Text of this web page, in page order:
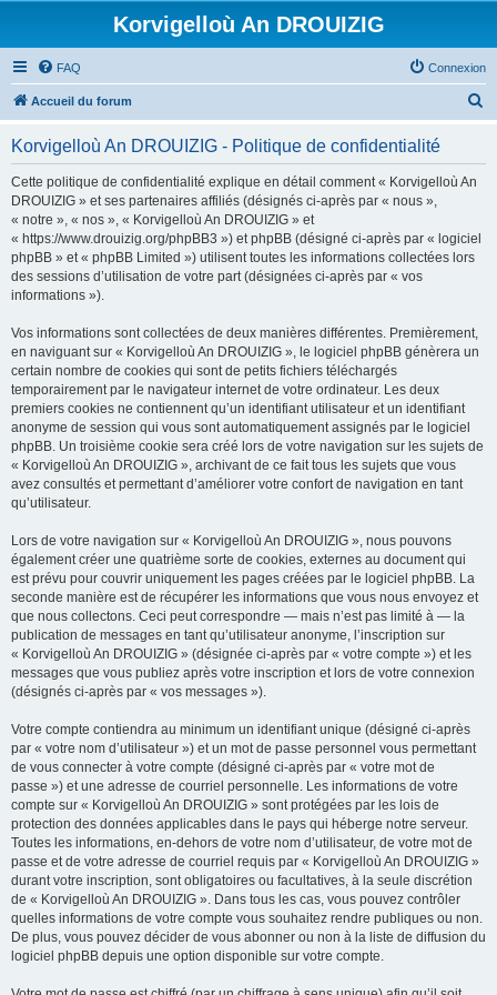
Korvigelloù An DROUIZIG
FAQ Connexion
Accueil du forum
Korvigelloù An DROUIZIG - Politique de confidentialité
Cette politique de confidentialité explique en détail comment « Korvigelloù An
DROUIZIG » et ses partenaires affiliés (désignés ci-après par « nous »,
« notre », « nos », « Korvigelloù An DROUIZIG » et
« https://www.drouizig.org/phpBB3 ») et phpBB (désigné ci-après par « logiciel
phpBB » et « phpBB Limited ») utilisent toutes les informations collectées lors
des sessions d’utilisation de votre part (désignées ci-après par « vos
informations »).
Vos informations sont collectées de deux manières différentes. Premièrement,
en naviguant sur « Korvigelloù An DROUIZIG », le logiciel phpBB génèrera un
certain nombre de cookies qui sont de petits fichiers téléchargés
temporairement par le navigateur internet de votre ordinateur. Les deux
premiers cookies ne contiennent qu’un identifiant utilisateur et un identifiant
anonyme de session qui vous sont automatiquement assignés par le logiciel
phpBB. Un troisième cookie sera créé lors de votre navigation sur les sujets de
« Korvigelloù An DROUIZIG », archivant de ce fait tous les sujets que vous
avez consultés et permettant d’améliorer votre confort de navigation en tant
qu’utilisateur.
Lors de votre navigation sur « Korvigelloù An DROUIZIG », nous pouvons
également créer une quatrième sorte de cookies, externes au document qui
est prévu pour couvrir uniquement les pages créées par le logiciel phpBB. La
seconde manière est de récupérer les informations que vous nous envoyez et
que nous collectons. Ceci peut correspondre — mais n’est pas limité à — la
publication de messages en tant qu’utilisateur anonyme, l’inscription sur
« Korvigelloù An DROUIZIG » (désignée ci-après par « votre compte ») et les
messages que vous publiez après votre inscription et lors de votre connexion
(désignés ci-après par « vos messages »).
Votre compte contiendra au minimum un identifiant unique (désigné ci-après
par « votre nom d’utilisateur ») et un mot de passe personnel vous permettant
de vous connecter à votre compte (désigné ci-après par « votre mot de
passe ») et une adresse de courriel personnelle. Les informations de votre
compte sur « Korvigelloù An DROUIZIG » sont protégées par les lois de
protection des données applicables dans le pays qui héberge notre serveur.
Toutes les informations, en-dehors de votre nom d’utilisateur, de votre mot de
passe et de votre adresse de courriel requis par « Korvigelloù An DROUIZIG »
durant votre inscription, sont obligatoires ou facultatives, à la seule discrétion
de « Korvigelloù An DROUIZIG ». Dans tous les cas, vous pouvez contrôler
quelles informations de votre compte vous souhaitez rendre publiques ou non.
De plus, vous pouvez décider de vous abonner ou non à la liste de diffusion du
logiciel phpBB depuis une option disponible sur votre compte.